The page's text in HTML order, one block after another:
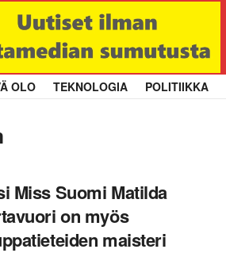
OLO TEKNOLOGIA POLITIIKKA
Miss Suomi Matilda
on myös
maisteri